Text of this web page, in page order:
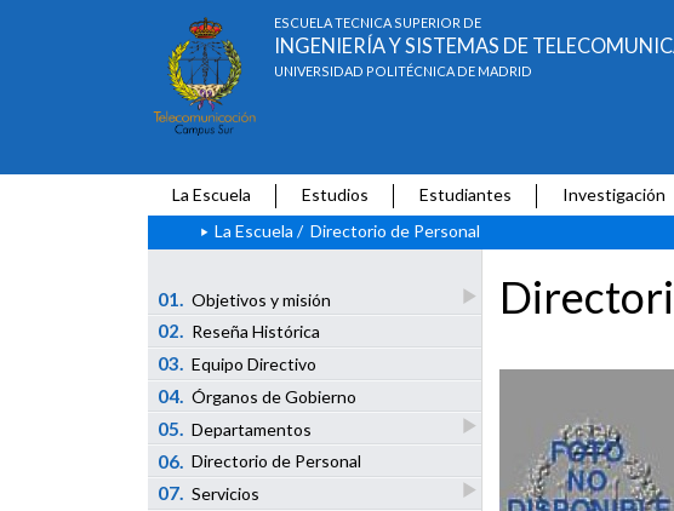
ESCUELA TÉCNICA SUPERIOR DE
INGENIERÍA Y SISTEMAS DE
UNIVERSIDAD POLITÉCNICA DE MADRID
La Escuela Estudios Estudiantes Investigación
La Escuela / Directorio de Personal
01. Objetivos y misión
02. Reseña Histórica
03. Equipo Directivo
04. Órganos de Gobierno
05. Departamentos
06. Directorio de Personal
07. Servicios